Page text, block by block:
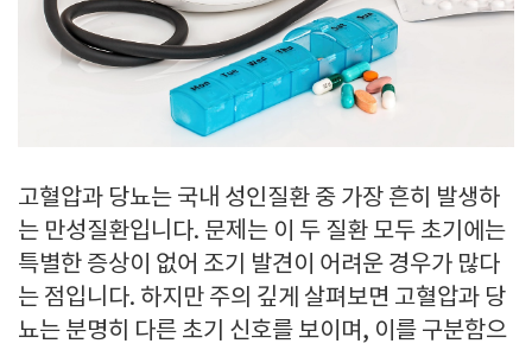
고혈압과 당뇨는 국내 성인질환 중 가장 흔히 발생하
는 만성질환입니다. 문제는 이 두 질환 모두 초기에는
특별한 증상이 없어 조기 발견이 어려운 경우가 많다
는 점입니다. 하지만 주의 깊게 살펴보면 고혈압과 당
뇨는 분명히 다른 초기 신호를 보이며, 이를 구분함으